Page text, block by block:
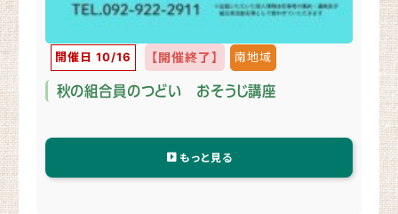
開催日 10/16 【開催終了】 南地域
秋の組合員のつどい おそうじ講座
もっと見る